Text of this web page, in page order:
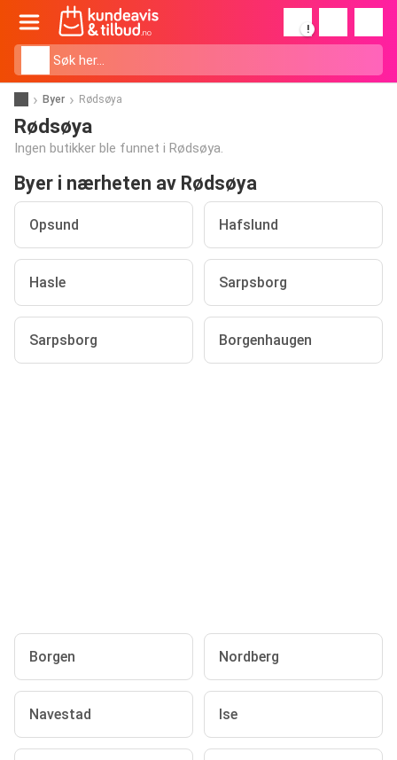
!
Byer Rødsøya
Rødsøya
Ingen butikker ble funnet i Rødsøya.
Byer i nærheten av Rødsøya
Opsund Hafslund
Hasle Sarpsborg
Sarpsborg Borgenhaugen
Borgen Nordberg
Navestad Ise